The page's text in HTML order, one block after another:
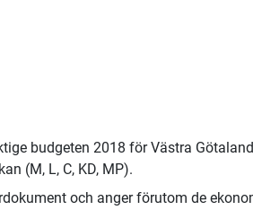
budgeten 2018 för Västra
(M, L, C, KD, MP).
och anger förutom de